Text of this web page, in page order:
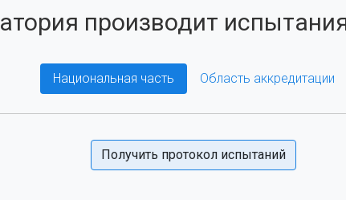
производит
Национальная часть Область аккредитации
Получить протокол испытаний